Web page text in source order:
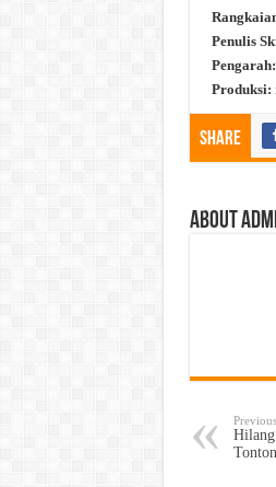
Penulis
Pengarah:
Produksi:
Share
About
Previous